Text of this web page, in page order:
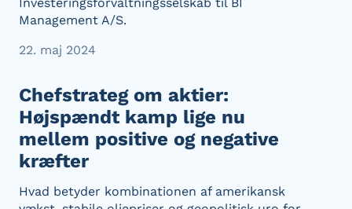
Management A/S.
22. maj 2024
Chefstrateg om aktier:
Højspændt kamp lige nu
mellem positive og negative
kræfter
Hvad betyder kombinationen af amerikansk